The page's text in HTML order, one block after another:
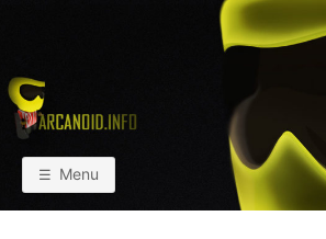
Пейнтбол vs Paintball
Menu